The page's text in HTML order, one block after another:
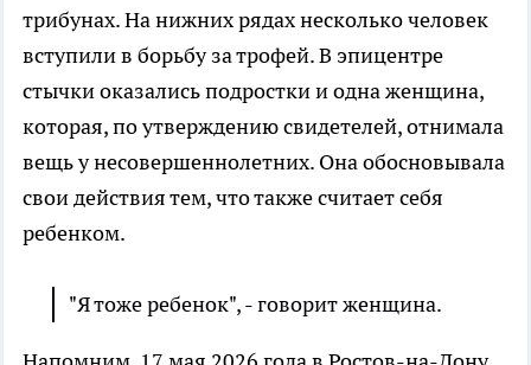
трибунах. На нижних рядах несколько человек
вступили в борьбу за трофей. В эпицентре
стычки оказались подростки и одна женщина,
которая, по утверждению свидетелей, отнимала
вещь у несовершеннолетних. Она обосновывала
свои действия тем, что также считает себя
ребенком.
"Я тоже ребенок", - говорит женщина.